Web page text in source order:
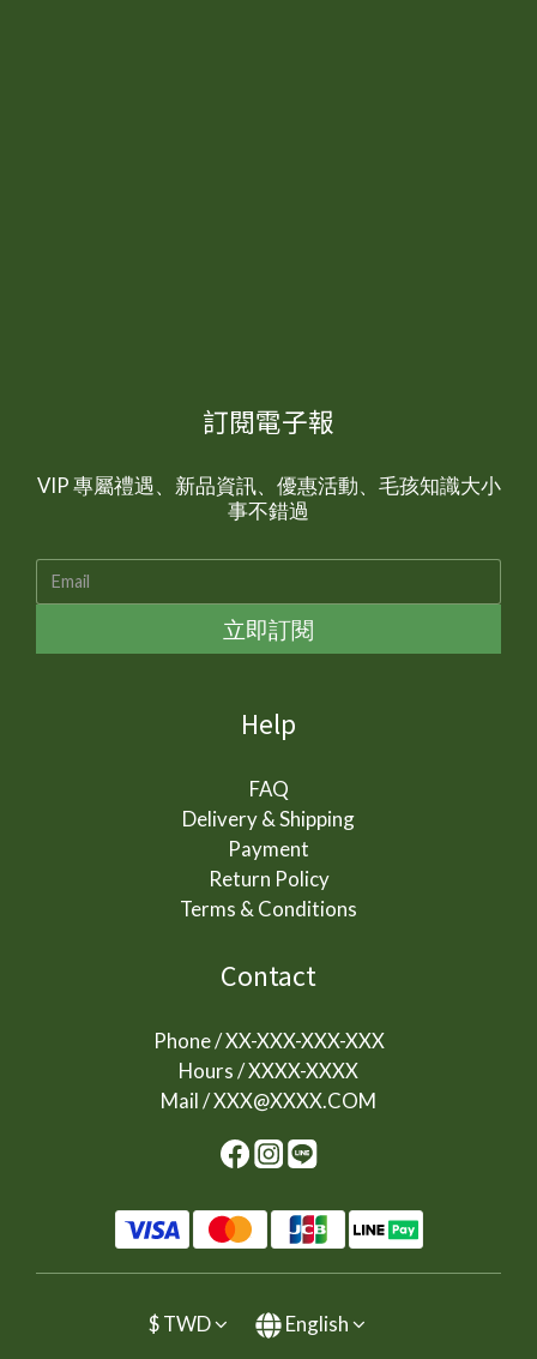
訂閱電子報
VIP 專屬禮遇、新品資訊、優惠活動、毛孩知識大小
事不錯過
立即訂閱
Help
FAQ
Delivery & Shipping
Payment
Return Policy
Terms & Conditions
Contact
Phone / XX-XXX-XXX-XXX
Hours / XXXX-XXXX
Mail / XXX@XXXX.COM
$ TWD English